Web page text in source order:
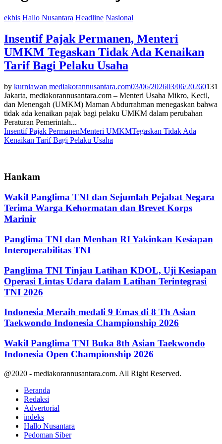
ekbis Hallo Nusantara Headline Nasional
Insentif Pajak Permanen, Menteri
UMKM Tegaskan Tidak Ada Kenaikan
Tarif Bagi Pelaku Usaha
by kurniawan mediakorannusantara.com03/06/202603/06/20260131
Jakarta, mediakorannusantara.com – Menteri Usaha Mikro, Kecil,
dan Menengah (UMKM) Maman Abdurrahman menegaskan bahwa
tidak ada kenaikan pajak bagi pelaku UMKM dalam perubahan
Peraturan Pemerintah...
Insentif Pajak PermanenMenteri UMKMTegaskan Tidak Ada
Kenaikan Tarif Bagi Pelaku Usaha
Hankam
Wakil Panglima TNI dan Sejumlah Pejabat Negara
Terima Warga Kehormatan dan Brevet Korps
Marinir
Panglima TNI dan Menhan RI Yakinkan Kesiapan
Interoperabilitas TNI
Panglima TNI Tinjau Latihan KDOL, Uji Kesiapan
Operasi Lintas Udara dalam Latihan Terintegrasi
TNI 2026
Indonesia Meraih medali 9 Emas di 8 Th Asian
Taekwondo Indonesia Championship 2026
Wakil Panglima TNI Buka 8th Asian Taekwondo
Indonesia Open Championship 2026
@2020 - mediakorannusantara.com. All Right Reserved.
Beranda
Redaksi
Advertorial
indeks
Hallo Nusantara
Pedoman Siber